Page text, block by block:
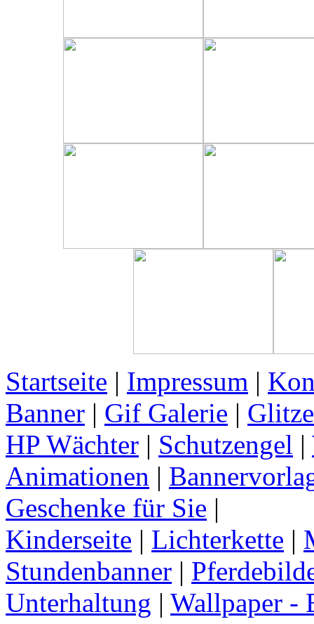
Startseite | Impressum |
Banner | Gif Galerie |
HP Wächter | Schutzengel |
Animationen |
Geschenke für Sie |
Kinderseite | Lichterkette |
Stundenbanner |
Unterhaltung | Wallpaper -